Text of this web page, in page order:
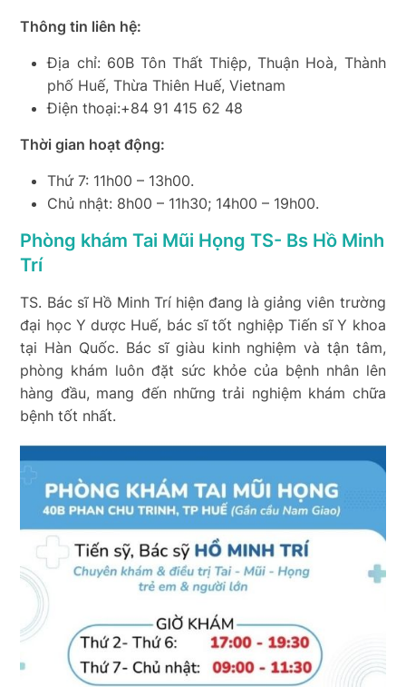
Thông tin liên hệ:
Địa chỉ: 60B Tôn Thất Thiệp, Thuận Hoà, Thành
phố Huế, Thừa Thiên Huế, Vietnam
Điện thoại:+84 91 415 62 48
Thời gian hoạt động:
Thứ 7: 11h00 – 13h00.
Chủ nhật: 8h00 – 11h30; 14h00 – 19h00.
Phòng khám Tai Mũi Họng TS- Bs Hồ Minh
Trí
TS. Bác sĩ Hồ Minh Trí hiện đang là giảng viên trường
đại học Y dược Huế, bác sĩ tốt nghiệp Tiến sĩ Y khoa
tại Hàn Quốc. Bác sĩ giàu kinh nghiệm và tận tâm,
phòng khám luôn đặt sức khỏe của bệnh nhân lên
hàng đầu, mang đến những trải nghiệm khám chữa
bệnh tốt nhất.